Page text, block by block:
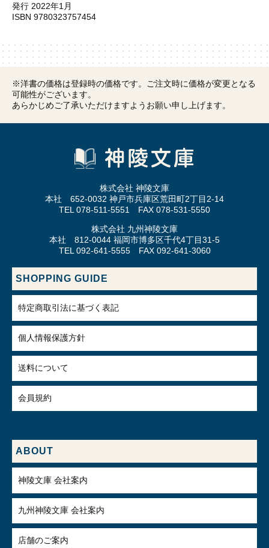
発行 2022年1月
ISBN 9780323757454
※洋書の価格は登録時の価格です。ご注文時に価格が変更となる
可能性がございます。
あらかじめご了承いただけますようお願い申し上げます。
株式会社 神陵文庫
本社 652-0032 神戸市兵庫区荒田町2丁目2-14
TEL 078-511-5551 FAX 078-531-5550
株式会社 九州神陵文庫
本社 812-0044 福岡市博多区千代4丁目31-5
TEL 092-641-5555 FAX 092-641-3060
SHOPPING GUIDE
特定商取引法に基づく表記
個人情報保護方針
送料について
会員規約
ABOUT
神陵文庫 会社案内
九州神陵文庫 会社案内
店舗のご案内